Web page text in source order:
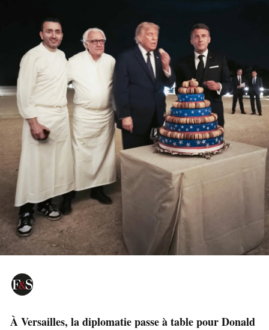
À Versailles, la diplomatie passe à table pour Donald